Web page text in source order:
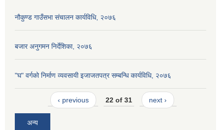
नौकुण्ड गाउँसभा संचालन कार्यविधि, २०७६
बजार अनुगमन निर्देशिका, २०७६
"घ" वर्गको निर्माण व्यवसायी इजाजतपत्र सम्बन्धि कार्यविधि, २०७६
‹ previous 22 of 31 next ›
अन्य